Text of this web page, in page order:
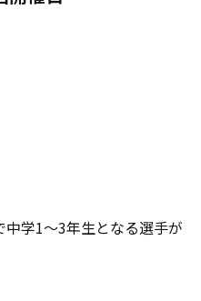
学1～3年生となる選手が